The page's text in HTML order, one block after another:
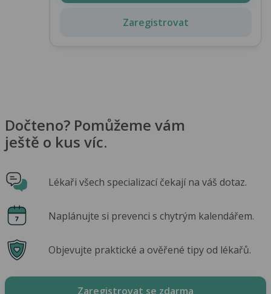
Zaregistrovat
Dočteno? Pomůžeme vám
ještě o kus víc.
Lékaři všech specializací čekají na váš dotaz.
Naplánujte si prevenci s chytrým kalendářem.
Objevujte praktické a ověřené tipy od lékařů.
Zaregistrovat se zdarma